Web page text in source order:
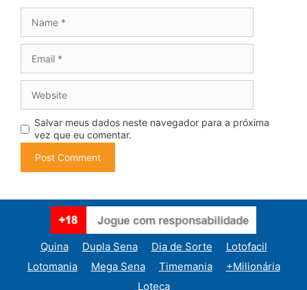
Salvar meus dados neste navegador para a próxima
vez que eu comentar.
Quina Dupla Sena Dia de Sorte
Lotofacil
Lotomania
Mega Sena Timemania
+Milionária
Loteca